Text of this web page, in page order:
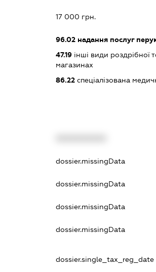
17 000 грн.
96.02надання послуг
47.19інші види роздрібної
магазинах
86.22спеціалізована
dossier.missingData
dossier.missingData
dossier.missingData
dossier.missingData
dossier.single_tax_reg_date -